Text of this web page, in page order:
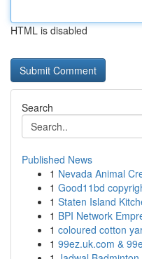
HTML is disabled
Search
Published News
1 Nevada Animal
1 Good11bd
1 Staten Island
1 BPI Network
1 coloured cotton
1 99ez.uk.com &